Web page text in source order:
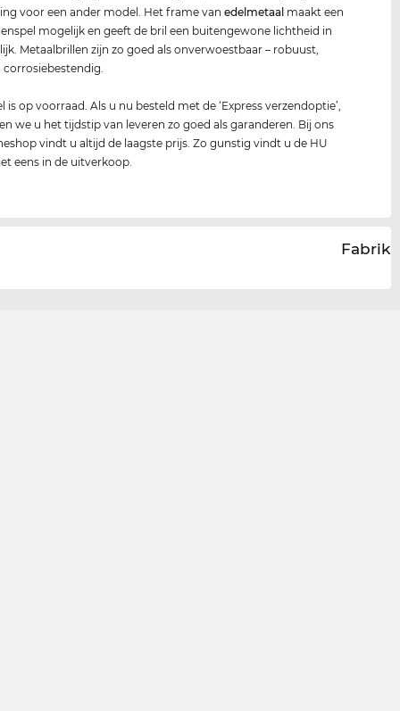
voor een ander model. Het frame vanedelmetaal maakt een
mogelijk en geeft de bril een buitengewone lichtheid in
Metaalbrillen zijn zo goed als onverwoestbaar – robuust,
corrosiebestendig.
is op voorraad. Als u nu besteld met de ‘Express verzendoptie’,
we u het tijdstip van leveren zo goed als garanderen. Bij ons
vindt u altijd de laagste prijs. Zo gunstig vindt u de HU
eens in de uitverkoop.